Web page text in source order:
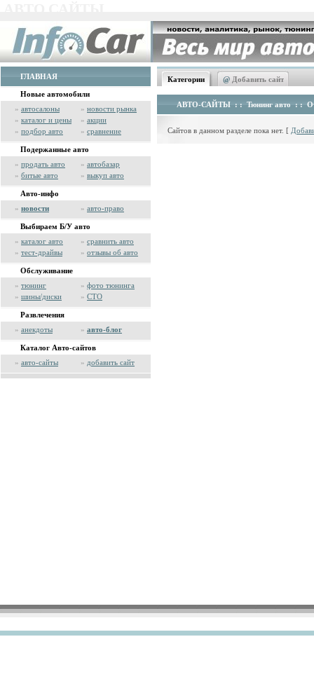
ГЛАВНАЯ
Новые автомобили
» автосалоны » новости рынка
» каталог и цены » акции
» подбор авто » сравнение
Подержанные авто
» продать авто » автобазар
» битые авто » выкуп авто
Авто-инфо
» новости » авто-право
Выбираем Б/У авто
» каталог авто » сравнить авто
» тест-драйвы » отзывы об авто
Обслуживание
» тюнинг » фото тюнинга
» шины/диски » СТО
Развлечения
» анекдоты » авто-блог
Каталог Авто-сайтов
» авто-сайты » добавить сайт
Категории @ Добавить сайт
АВТО-САЙТЫ : : Тюнинг авто : :
Сайтов в данном разделе пока нет. [